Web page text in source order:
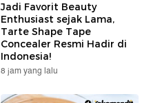
Jadi Favorit Beauty
Enthusiast sejak Lama,
Tarte Shape Tape
Concealer Resmi Hadir di
Indonesia!
8 jam yang lalu